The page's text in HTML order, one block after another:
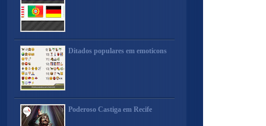
Ditados populares em emoticons
Poderoso Castiga em Recife